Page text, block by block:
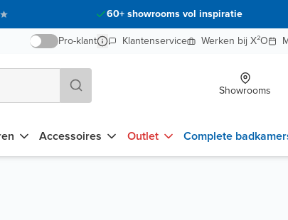
60+ showrooms vol inspiratie
Pro-klant
Klantenservice Werken bij X²O
Showrooms
Accessoires Outlet Complete